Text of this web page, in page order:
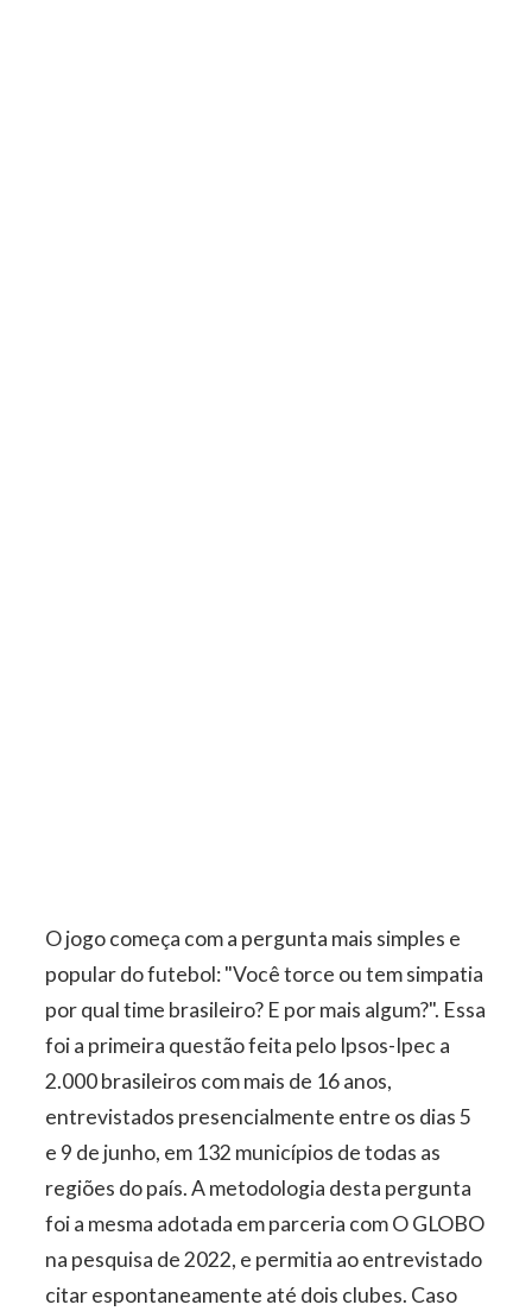
O jogo começa com a pergunta mais simples e
popular do futebol: "Você torce ou tem simpatia
por qual time brasileiro? E por mais algum?". Essa
foi a primeira questão feita pelo Ipsos-Ipec a
2.000 brasileiros com mais de 16 anos,
entrevistados presencialmente entre os dias 5
e 9 de junho, em 132 municípios de todas as
regiões do país. A metodologia desta pergunta
foi a mesma adotada em parceria com O GLOBO
na pesquisa de 2022, e permitia ao entrevistado
citar espontaneamente até dois clubes. Caso